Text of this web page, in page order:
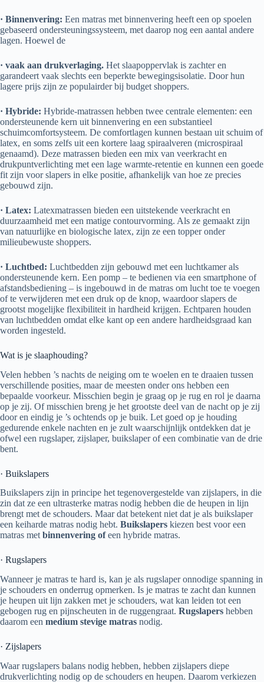
· Binnenvering: Een matras met binnenvering heeft een op spoelen
gebaseerd ondersteuningssysteem, met daarop nog een aantal andere
lagen. Hoewel de
· vaak aan drukverlaging. Het slaapoppervlak is zachter en
garandeert vaak slechts een beperkte bewegingsisolatie. Door hun
lagere prijs zijn ze populairder bij budget shoppers.
· Hybride: Hybride-matrassen hebben twee centrale elementen: een
ondersteunende kern uit binnenvering en een substantieel
schuimcomfortsysteem. De comfortlagen kunnen bestaan uit schuim of
latex, en soms zelfs uit een kortere laag spiraalveren (microspiraal
genaamd). Deze matrassen bieden een mix van veerkracht en
drukpuntverlichting met een lage warmte-retentie en kunnen een goede
fit zijn voor slapers in elke positie, afhankelijk van hoe ze precies
gebouwd zijn.
· Latex: Latexmatrassen bieden een uitstekende veerkracht en
duurzaamheid met een matige contourvorming. Als ze gemaakt zijn
van natuurlijke en biologische latex, zijn ze een topper onder
milieubewuste shoppers.
· Luchtbed: Luchtbedden zijn gebouwd met een luchtkamer als
ondersteunende kern. Een pomp – te bedienen via een smartphone of
afstandsbediening – is ingebouwd in de matras om lucht toe te voegen
of te verwijderen met een druk op de knop, waardoor slapers de
grootst mogelijke flexibiliteit in hardheid krijgen. Echtparen houden
van luchtbedden omdat elke kant op een andere hardheidsgraad kan
worden ingesteld.
Wat is je slaaphouding?
Velen hebben ’s nachts de neiging om te woelen en te draaien tussen
verschillende posities, maar de meesten onder ons hebben een
bepaalde voorkeur. Misschien begin je graag op je rug en rol je daarna
op je zij. Of misschien breng je het grootste deel van de nacht op je zij
door en eindig je ’s ochtends op je buik. Let goed op je houding
gedurende enkele nachten en je zult waarschijnlijk ontdekken dat je
ofwel een rugslaper, zijslaper, buikslaper of een combinatie van de drie
bent.
· Buikslapers
Buikslapers zijn in principe het tegenovergestelde van zijslapers, in die
zin dat ze een ultrasterke matras nodig hebben die de heupen in lijn
brengt met de schouders. Maar dat betekent niet dat je als buikslaper
een keiharde matras nodig hebt. Buikslapers kiezen best voor een
matras met binnenvering ofeen hybride matras.
· Rugslapers
Wanneer je matras te hard is, kan je als rugslaper onnodige spanning in
je schouders en onderrug opmerken. Is je matras te zacht dan kunnen
je heupen uit lijn zakken met je schouders, wat kan leiden tot een
gebogen rug en pijnscheuten in de ruggengraat. Rugslapers hebben
daarom een medium stevige matras nodig.
· Zijslapers
Waar rugslapers balans nodig hebben, hebben zijslapers diepe
drukverlichting nodig op de schouders en heupen. Daarom verkiezen